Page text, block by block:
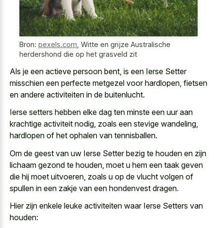
Bron: pexels.com Witte en grijze Australische
herdershond die op het grasveld zit
Als je een actieve persoon bent, is een Ierse Setter
misschien een perfecte metgezel voor hardlopen, fietsen
en andere activiteiten in de buitenlucht.
Ierse setters hebben elke dag ten minste een uur aan
krachtige activiteit nodig, zoals een stevige wandeling,
hardlopen of het ophalen van tennisballen.
Om de geest van uw Ierse Setter bezig te houden en zijn
lichaam gezond te houden, moet u hem een taak geven
die hij moet uitvoeren, zoals u op de vlucht volgen of
spullen in een zakje van een hondenvest dragen.
Hier zijn enkele leuke activiteiten waar Ierse Setters van
houden: